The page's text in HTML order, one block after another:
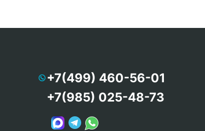
+7(499) 460-56-01
+7(985) 025-48-73